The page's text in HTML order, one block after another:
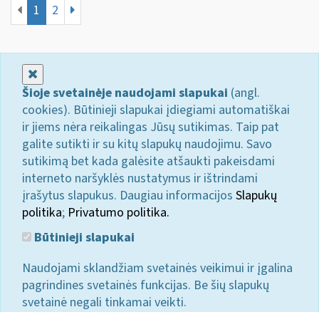
1 2
Šioje svetainėje naudojami slapukai (angl.
cookies). Būtinieji slapukai įdiegiami automatiškai
ir jiems nėra reikalingas Jūsų sutikimas. Taip pat
galite sutikti ir su kitų slapukų naudojimu. Savo
sutikimą bet kada galėsite atšaukti pakeisdami
interneto naršyklės nustatymus ir ištrindami
įrašytus slapukus. Daugiau informacijos Slapukų
politika; Privatumo politika.
Būtinieji slapukai
Naudojami sklandžiam svetainės veikimui ir įgalina
pagrindines svetainės funkcijas. Be šių slapukų
svetainė negali tinkamai veikti.